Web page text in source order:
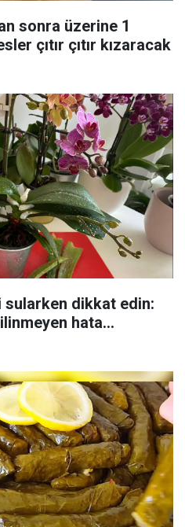
sonra üzerine 1
çıtır çıtır kızaracak
dikkat edin:
hata...